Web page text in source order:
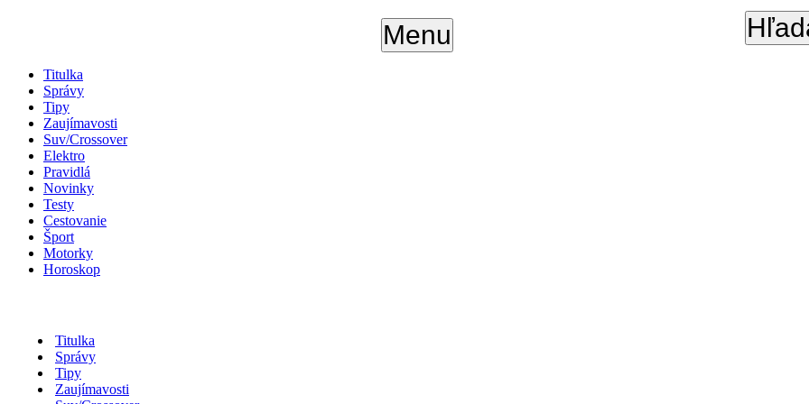
Menu
Titulka
Správy
Tipy
Zaujímavosti
Suv/Crossover
Elektro
Pravidlá
Novinky
Testy
Cestovanie
Šport
Motorky
Horoskop
Titulka
Správy
Tipy
Zaujímavosti